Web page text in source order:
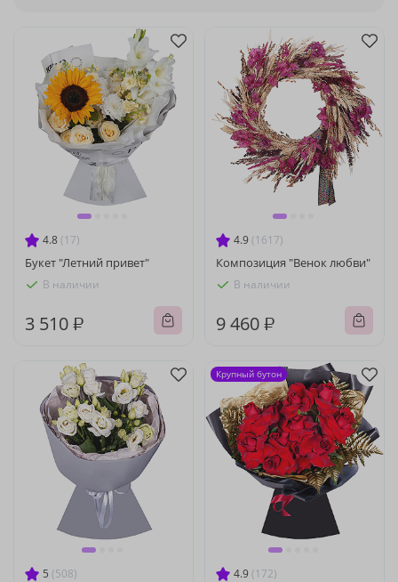
4.8 (17)
Букет "Летний привет"
В наличии
3 510 ₽
4.9 (1617)
Композиция "Венок любви"
В наличии
9 460 ₽
5 (508) 4.9 (172)
Крупный бутон